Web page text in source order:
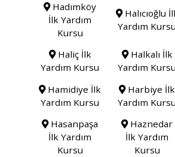
Hadımköy
İlk Yardım
Kursu
Halıcıoğlu
Yardım Kursu
Haliç İlk
Yardım Kursu
Halkalı İlk
Yardım Kursu
Hamidiye İlk
Yardım Kursu
Harbiye İlk
Yardım Kursu
Hasanpaşa
İlk Yardım
Kursu
Haznedar
İlk Yardım
Kursu